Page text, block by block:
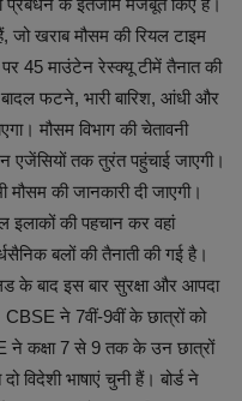
जो खराब मौसम की रियल टाइम
45 माउंटेन रेस्क्यू टीमें तैनात की
फटने, भारी बारिश, आंधी और
मौसम विभाग की चेतावनी
तक तुरंत पहुंचाई जाएगी।
की जानकारी दी जाएगी।
इलाकों की पहचान कर वहां
बलों की तैनाती की गई है।
बाद इस बार सुरक्षा और आपदा
ने 7वीं-9वीं के छात्रों को
ने कक्षा 7 से 9 तक के उन छात्रों
विदेशी भाषाएं चुनी हैं। बोर्ड ने